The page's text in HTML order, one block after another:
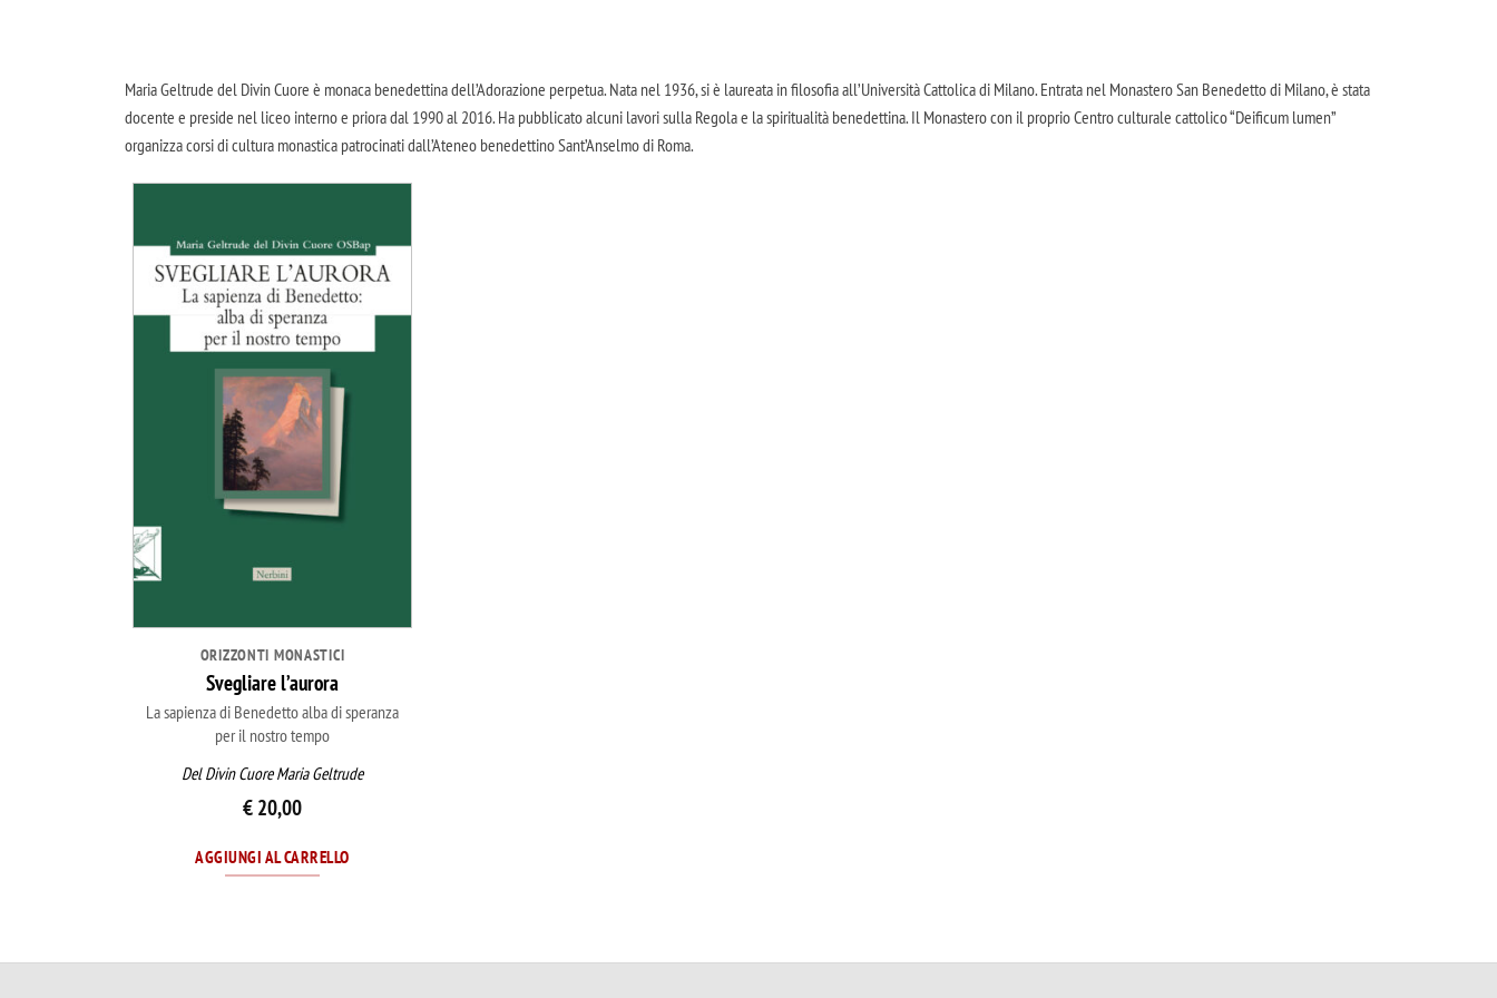
Maria Geltrude del Divin Cuore è monaca benedettina dell’Adorazione perpetua. Nata nel 1936, si è laureata in filosofia all’Università Cattolica di Milano. Entrata nel Monastero San Benedetto di Milano, è stata
docente e preside nel liceo interno e priora dal 1990 al 2016. Ha pubblicato alcuni lavori sulla Regola e la spiritualità benedettina. Il Monastero con il proprio Centro culturale cattolico “Deificum lumen”
organizza corsi di cultura monastica patrocinati dall’Ateneo benedettino Sant’Anselmo di Roma.
ORIZZONTI MONASTICI
Svegliare l’aurora
La sapienza di Benedetto alba di speranza
per il nostro tempo
Del Divin Cuore Maria Geltrude
€ 20,00
AGGIUNGI AL CARRELLO